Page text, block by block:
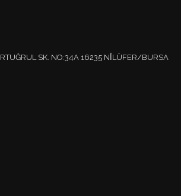
SK. NO:34A 16235 NİLÜFER/BURSA